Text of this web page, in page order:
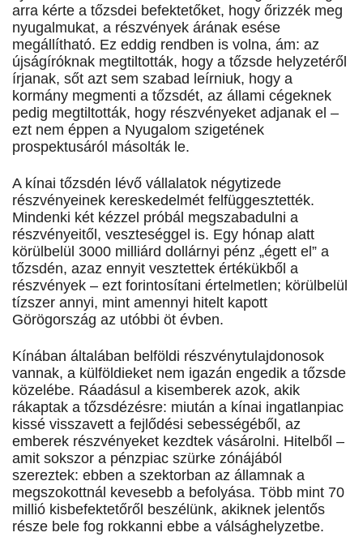
arra kérte a tőzsdei befektetőket, hogy őrizzék meg
nyugalmukat, a részvények árának esése
megállítható. Ez eddig rendben is volna, ám: az
újságíróknak megtiltották, hogy a tőzsde helyzetéről
írjanak, sőt azt sem szabad leírniuk, hogy a
kormány megmenti a tőzsdét, az állami cégeknek
pedig megtiltották, hogy részvényeket adjanak el –
ezt nem éppen a Nyugalom szigetének
prospektusáról másolták le.
A kínai tőzsdén lévő vállalatok négytizede
részvényeinek kereskedelmét felfüggesztették.
Mindenki két kézzel próbál megszabadulni a
részvényeitől, veszteséggel is. Egy hónap alatt
körülbelül 3000 milliárd dollárnyi pénz „égett el” a
tőzsdén, azaz ennyit vesztettek értékükből a
részvények – ezt forintosítani értelmetlen; körülbelül
tízszer annyi, mint amennyi hitelt kapott
Görögország az utóbbi öt évben.
Kínában általában belföldi részvénytulajdonosok
vannak, a külföldieket nem igazán engedik a tőzsde
közelébe. Ráadásul a kisemberek azok, akik
rákaptak a tőzsdézésre: miután a kínai ingatlanpiac
kissé visszavett a fejlődési sebességéből, az
emberek részvényeket kezdtek vásárolni. Hitelből –
amit sokszor a pénzpiac szürke zónájából
szereztek: ebben a szektorban az államnak a
megszokottnál kevesebb a befolyása. Több mint 70
millió kisbefektetőről beszélünk, akiknek jelentős
része bele fog rokkanni ebbe a válsághelyzetbe.